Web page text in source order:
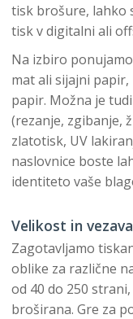
tisk brošure, lahko
tisk v digitalni ali
Na izbiro
mat ali sijajni
papir. Možna je
(rezanje, zgibanje,
zlatotisk, UV
naslovnice boste
identiteto vaše
Velikost in
Zagotavljamo
oblike za različne
od 40 do 250
broširana. Gre za